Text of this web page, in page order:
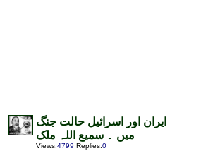
ایران اور اسرائیل حالت جنگ
میں ۔ سمیع اللہ ملک
Views:4799 Replies:0